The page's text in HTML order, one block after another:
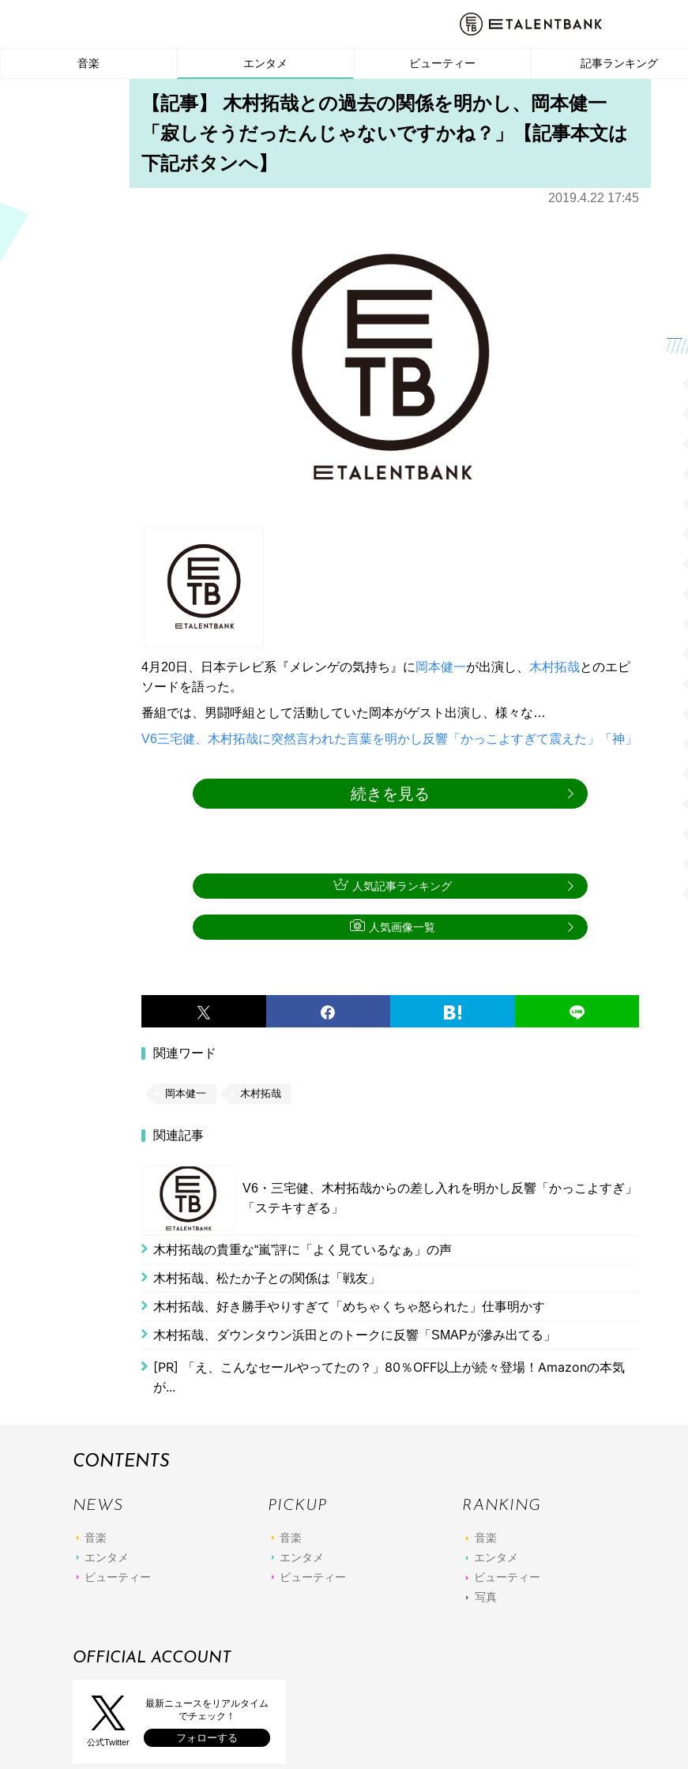
音楽 エンタメ ビューティー 記事ランキング
【記事】 木村拓哉との過去の関係を明かし、岡本健一
「寂しそうだったんじゃないですかね？」【記事本文は
下記ボタンへ】
2019.4.22 17:45
4月20日、日本テレビ系『メレンゲの気持ち』に 岡本健一が出演し、 木村拓哉とのエピ
ソードを語った。
番組では、男闘呼組として活動していた岡本がゲスト出演し、様々な…
V6三宅健、木村拓哉に突然言われた言葉を明かし反響「かっこよすぎて震えた」「神」
続きを見る
関連ワード
岡本健一 木村拓哉
関連記事
V6・三宅健、木村拓哉からの差し入れを明かし反響「かっこよすぎ」
「ステキすぎる」
木村拓哉の貴重な“嵐”評に「よく見ているなぁ」の声
木村拓哉、松たか子との関係は「戦友」
木村拓哉、好き勝手やりすぎて「めちゃくちゃ怒られた」仕事明かす
木村拓哉、ダウンタウン浜田とのトークに反響「SMAPが滲み出てる」
[PR] 「え、こんなセールやってたの？」80％OFF以上が続々登場！Amazonの本気
が...
人気記事ランキング
人気画像一覧
CONTENTS
NEWS
音楽
エンタメ
ビューティー
PICKUP
音楽
エンタメ
ビューティー
RANKING
音楽
エンタメ
ビューティー
写真
OFFICIAL ACCOUNT
公式Twitter
最新ニュースをリアルタイム
でチェック！
フォローする